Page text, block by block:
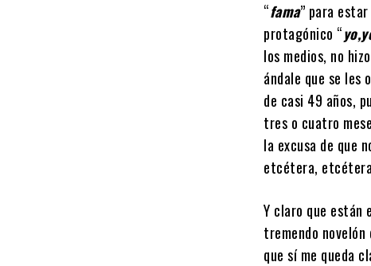
“fama” para
protagónico “
los medios, no
ándale que se les
de casi 49 años,
tres o cuatro
la excusa de que
etcétera,
Y claro que están
tremendo
que sí me queda